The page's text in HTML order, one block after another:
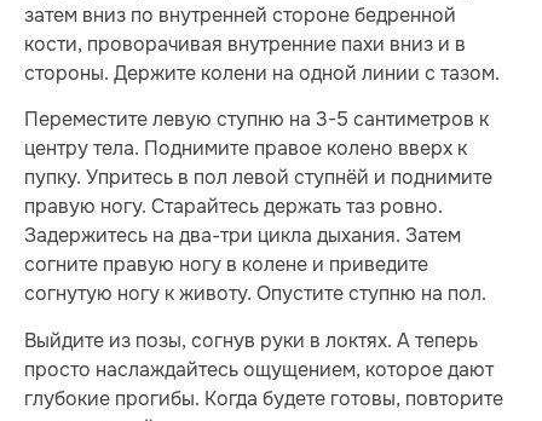
затем вниз по внутренней стороне бедренной
кости, проворачивая внутренние пахи вниз и в
стороны. Держите колени на одной линии с тазом.
Переместите левую ступню на 3-5 сантиметров к
центру тела. Поднимите правое колено вверх к
пупку. Упритесь в пол левой ступнёй и поднимите
правую ногу. Старайтесь держать таз ровно.
Задержитесь на два-три цикла дыхания. Затем
согните правую ногу в колене и приведите
согнутую ногу к животу. Опустите ступню на пол.
Выйдите из позы, согнув руки в локтях. А теперь
просто наслаждайтесь ощущением, которое дают
глубокие прогибы. Когда будете готовы, повторите